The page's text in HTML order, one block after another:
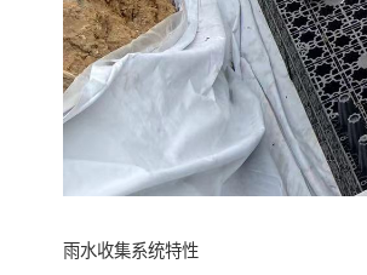
雨水收集系统特性